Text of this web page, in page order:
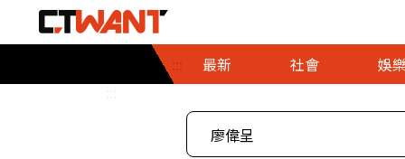
::: 最新 社會
社會首頁
時事
娛樂
娛樂首頁
即時
專題
財經首頁
熱線
３Ｃ
政